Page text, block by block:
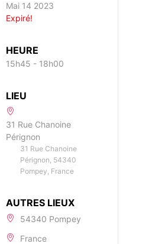
Mai 14 2023
Expiré!
HEURE
15h45 - 18h00
LIEU
31 Rue Chanoine
Pérignon
31 Rue Chanoine
Pérignon, 54340
Pompey, France
AUTRES LIEUX
54340 Pompey
France